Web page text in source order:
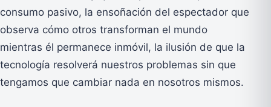
consumo pasivo, la ensoñación del espectador que
observa cómo otros transforman el mundo
mientras él permanece inmóvil, la ilusión de que la
tecnología resolverá nuestros problemas sin que
tengamos que cambiar nada en nosotros mismos.